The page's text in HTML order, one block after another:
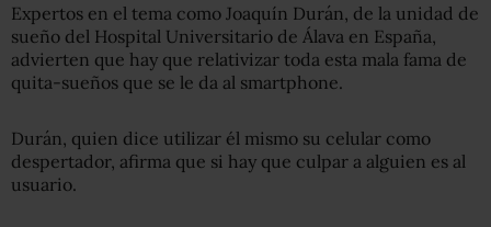
Expertos en el tema como Joaquín Durán, de la unidad de
sueño del Hospital Universitario de Álava en España,
advierten que hay que relativizar toda esta mala fama de
quita-sueños que se le da al smartphone.
Durán, quien dice utilizar él mismo su celular como
despertador, afirma que si hay que culpar a alguien es al
usuario.